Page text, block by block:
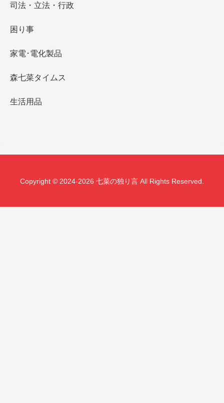
司法・立法・行政
困り事
家電･電化製品
森七菜タイムス
生活用品
Copyright © 2024-2026 七菜の独り言 All Rights Reserved.